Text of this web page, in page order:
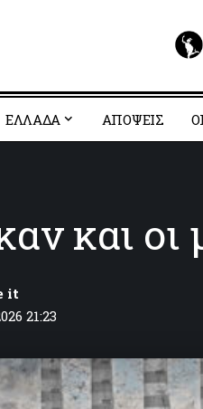
EΛΛΑΔΑ ΑΠΟΨΕΙΣ
και οι
21:23